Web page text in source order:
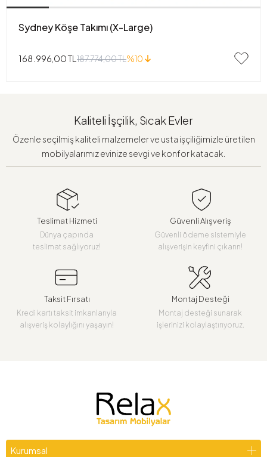
Sydney Köşe Takımı (X-Large)
168.996,00 TL 187.774,00 TL%10
Kaliteli İşçilik, Sıcak Evler
Özenle seçilmiş kaliteli malzemeler ve usta işçiliğimizle üretilen
mobilyalarımız evinize sevgi ve konfor katacak.
Teslimat Hizmeti
Dünya çapında
teslimat sağlıyoruz!
Güvenli Alışveriş
Güvenli ödeme sistemiyle
alışverişin keyfini çıkarın!
Taksit Fırsatı
Kredi kartı taksit imkanlarıyla
alışveriş kolaylığını yaşayın!
Montaj Desteği
Montaj desteği sunarak
işlerinizi kolaylaştırıyoruz.
Kurumsal